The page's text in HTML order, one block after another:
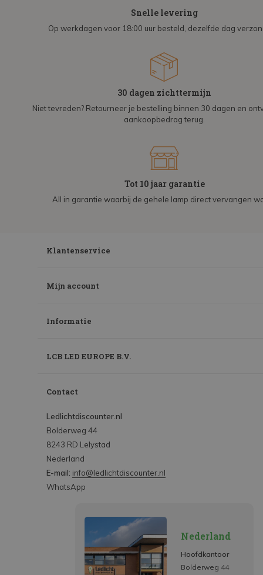
Snelle levering
Op werkdagen voor 18:00 uur besteld, dezelfde dag
30 dagen zichttermijn
Niet tevreden? Retourneer je bestelling binnen 30 dagen en
aankoopbedrag terug.
Tot 10 jaar garantie
All in garantie waarbij de gehele lamp direct vervangen
Klantenservice
Mijn account
Informatie
LCB LED EUROPE B.V.
Contact
Ledlichtdiscounter.nl
Bolderweg 44
8243 RD Lelystad
Nederland
E-mail: info@ledlichtdiscounter.nl
WhatsApp
Nederland
Hoofdkantoor
Bolderweg 44